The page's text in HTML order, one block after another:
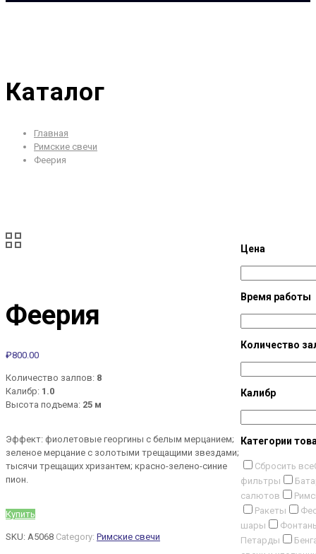
Каталог
Главная
Римские свечи
Феерия
Феерия
₽800.00
Количество залпов: 8
Калибр: 1.0
Высота подъема: 25 м
Эффект: фиолетовые георгины с белым мерцанием;
зеленое мерцание с золотыми трещащими звездами;
тысячи трещащих хризантем; красно-зелено-синие
пион.
Купить
SKU: A5068 Category: Римские свечи
Цена
Время работы
Количество
Калибр
Категории
Сбросить все
фильтры
салютов
Ракеты
шары
Петарды